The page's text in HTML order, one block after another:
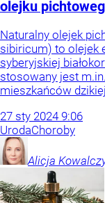
olejku
Naturalny olejek
sibiricum) to olejek
syberyjskiej
stosowany jest
mieszkańców
27 sty 2024 9:06
UrodaChoroby
Alicja